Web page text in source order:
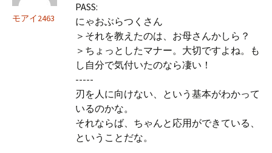
モアイ2463
PASS:
にゃおぶらつくさん
＞それを教えたのは、お母さんかしら？
＞ちょっとしたマナー。大切ですよね。も
し自分で気付いたのなら凄い！
-----
刃を人に向けない、という基本がわかって
いるのかな。
それならば、ちゃんと応用ができている、
ということだな。